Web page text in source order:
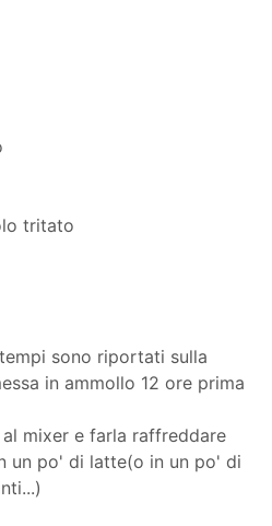
tritato
sono riportati sulla
in ammollo 12 ore prima
mixer e farla raffreddare
un po' di latte(o in un po' di